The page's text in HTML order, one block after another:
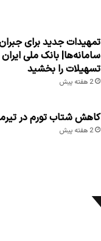
تمهیدات جدید برای جبران
سامانه‌ها| بانک ملی
تسهیلات را بخشید
2 هفته پیش
کاهش شتاب تورم در
2 هفته پیش